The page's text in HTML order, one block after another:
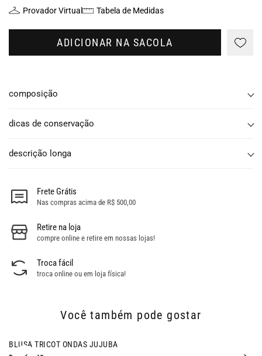
Provador Virtual Tabela de Medidas
ADICIONAR NA SACOLA
composição
dicas de conservação
descrição longa
Frete Grátis
Nas compras acima de R$ 500,00
Retire na loja
compre online e retire em nossas lojas!
Troca fácil
troca online ou em loja física!
Você também pode gostar
BLUSA TRICOT ONDAS JUJUBA